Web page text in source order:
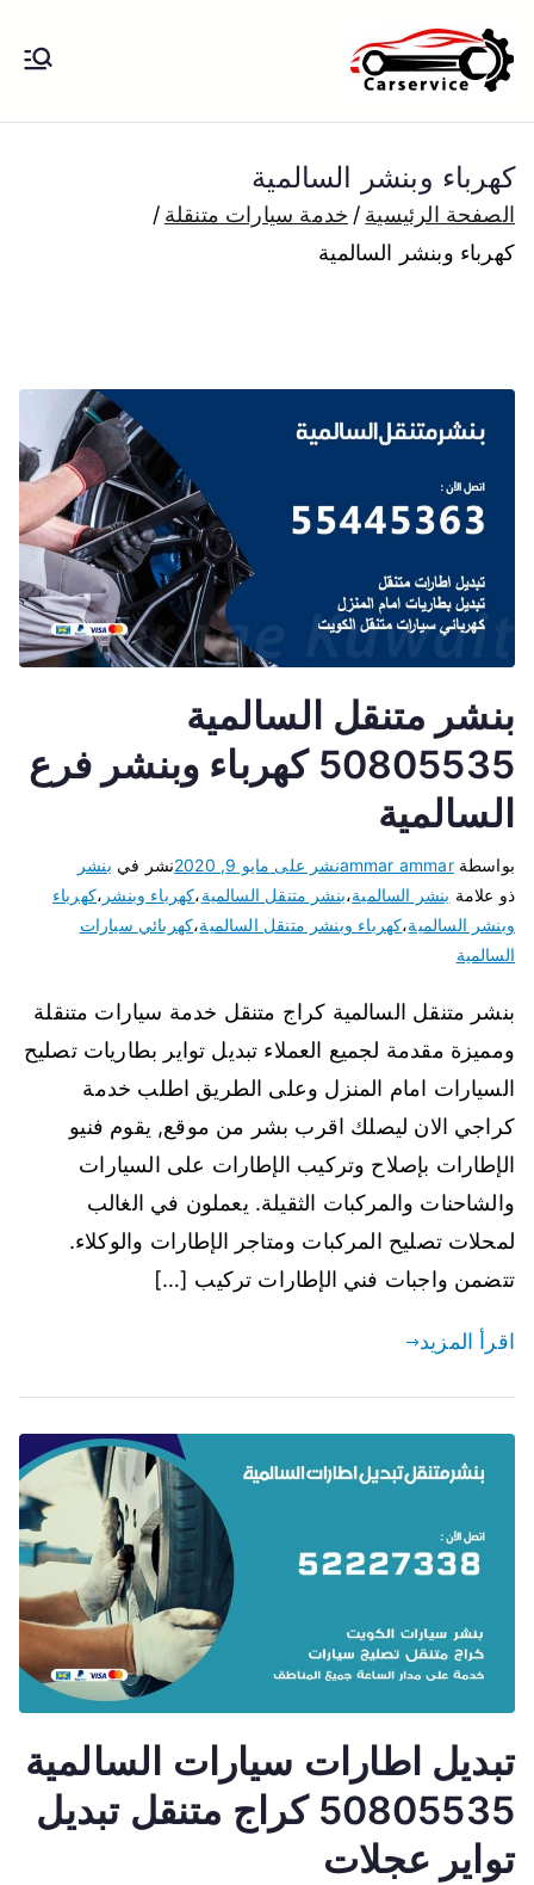
إلى
المحتوى
الكويت
بنشر متنقل الكويت كهرباء وبنشر تبديل
بارخص الاسعار
كهرباء وبنشر السالمية
الصفحة الرئيسية
خدمة سيارات متنقلة
كهرباء وبنشر السالمية
بنشر متنقل السالمية
50805535 كهرباء وبنشر فرع
السالمية
بواسطةammar ammarنشر على مايو 9, 2020 نشر في بنشر
ذو علامة بنشر السالمية،بنشر متنقل السالمية،كهرباء وبنشر ،كهرباء
وبنشر السالمية،كهرباء وبنشر متنقل السالمية،كهربائي سيارات
السالمية
بنشر متنقل السالمية كراج متنقل خدمة سيارات متنقلة
ومميزة مقدمة لجميع العملاء تبديل تواير بطاريات تصليح
السيارات امام المنزل وعلى الطريق اطلب خدمة
كراجي الان ليصلك اقرب بشر من موقع, يقوم فنيو
الإطارات بإصلاح وتركيب الإطارات على السيارات
والشاحنات والمركبات الثقيلة. يعملون في الغالب
لمحلات تصليح المركبات ومتاجر الإطارات والوكلاء.
تتضمن واجبات فني الإطارات تركيب […]
اقرأ المزيد
تبديل اطارات سيارات السالمية
50805535 كراج متنقل تبديل
تواير عجلات